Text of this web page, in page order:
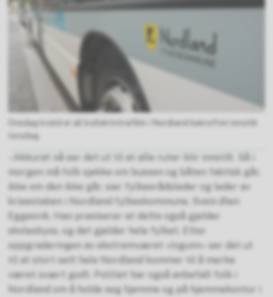
Onsdag kveld er all kollektivtrafikk i Nordland bekreftet innstilt
torsdag.
–Akkurat nå ser det ut til at alle ruter blir innstilt. Så i
morgen må folk sjekke om bussen og båten faktisk går,
ikke om den ikke går, sier fylkesrådsleder og leder av
krisestaben i Nordland fylkeskommune, Svein Øien
Eggesvik. Han presiserer at dette også gjelder
skoleskyss, og det gjelder hele fylket. Etter
oppgraderingen av ekstremværet «Ingunn» ser det ut
til at stort sett hele Nordland kommer til å merke
været svært godt. Politiet har også anbefalt folk i
Nordland om å holde seg hjemme og på hjemmekontor i